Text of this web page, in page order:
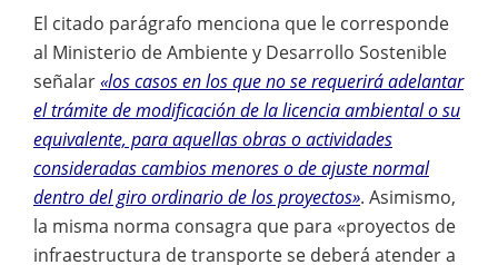
El citado parágrafo menciona que le corresponde
al Ministerio de Ambiente y Desarrollo Sostenible
señalar«los casos en los que no se requerirá adelantar
el trámite de modificación de la licencia ambiental o su
equivalente, para aquellas obras o actividades
consideradas cambios menores o de ajuste normal
dentro del giro ordinario de los proyectos». Asimismo,
la misma norma consagra que para «proyectos de
infraestructura de transporte se deberá atender a